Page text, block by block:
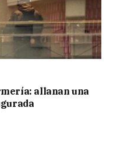
allanan una